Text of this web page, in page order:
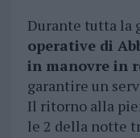
Durante tutta la
operative di
in manovre in
garantire un
Il ritorno alla
le 2 della notte